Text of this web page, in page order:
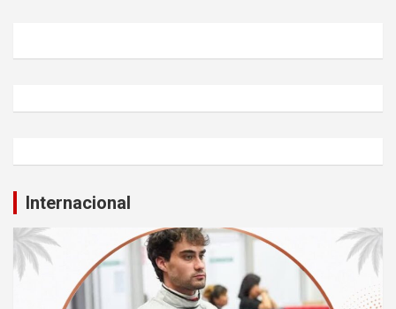
Internacional